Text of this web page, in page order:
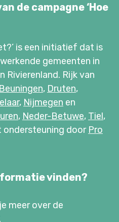
de campagne ‘Hoe
is een initiatief dat is
gemeenten in
Rivierenland. Rijk van
Beuningen, Druten,
, Nijmegen en
, Neder-Betuwe, Tiel,
ondersteuning door Pro
vinden?
meer over de